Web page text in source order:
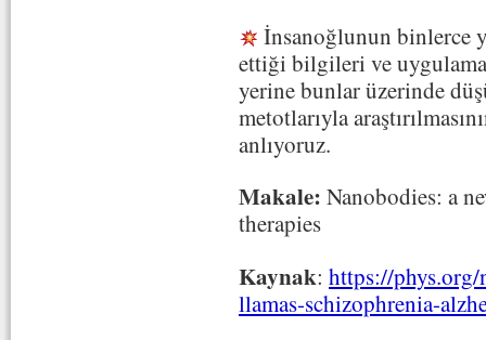
İnsanoğlunun binlerce
ettiği bilgileri ve
yerine bunlar üzerinde
metotlarıyla
anlıyoruz.
Makale: Nanobodies: a
therapies
Kaynak: https://phys.org/
llamas-schizophrenia-